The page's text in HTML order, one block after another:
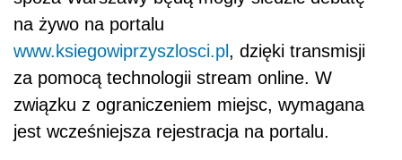
na żywo na portalu
www.ksiegowiprzyszlosci.pl , dzięki transmisji
za pomocą technologii stream online. W
związku z ograniczeniem miejsc, wymagana
jest wcześniejsza rejestracja na portalu.